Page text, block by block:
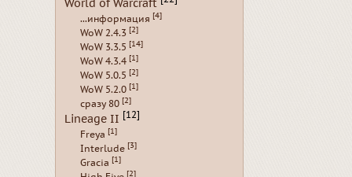
World of Warcraft
...информация [4]
WoW 2.4.3 [2]
WoW 3.3.5 [14]
WoW 4.3.4 [1]
WoW 5.0.5 [2]
WoW 5.2.0 [1]
сразу 80 [2]
Lineage II [12]
Freya [1]
Interlude [3]
Gracia [1]
[2]